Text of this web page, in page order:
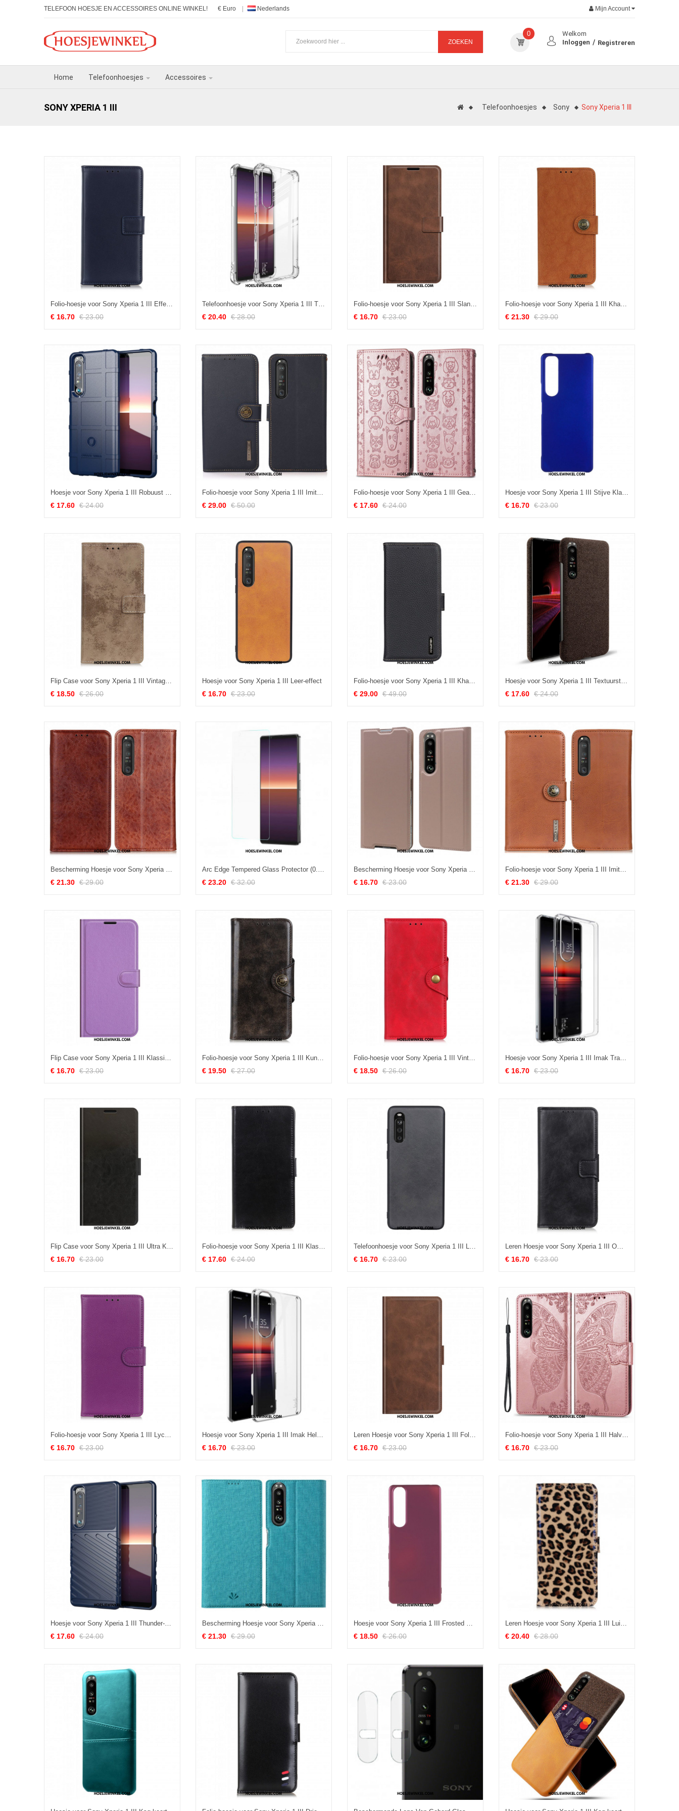
TELEFOON HOESJE EN ACCESSOIRES ONLINE WINKEL! € Euro Nederlands Mijn Account
ZOEKEN
Welkom
Inloggen
Registreren
0
Home Telefoonhoesjes Accessoires
SONY XPERIA 1 III Telefoonhoesjes Sony Sony Xperia 1 III
Folio-hoesje voor Sony Xperia 1 III Effen Kunstleer
€ 16.70 € 23.00
Telefoonhoesje voor Sony Xperia 1 III Transparant Met Imak Screen Film
€ 20.40 € 28.00
Folio-hoesje voor Sony Xperia 1 III Slank Extreem Leereffect
€ 16.70 € 23.00
Folio-hoesje voor Sony Xperia 1 III Khazneh Retro Split Kunstleer
€ 21.30 € 29.00
Hoesje voor Sony Xperia 1 III Robuust Schild
€ 17.60 € 24.00
Folio-hoesje voor Sony Xperia 1 III Imitatieleer Khazneh Rfid
€ 29.00 € 50.00
Folio-hoesje voor Sony Xperia 1 III Geanimeerde Dieren
€ 17.60 € 24.00
Hoesje voor Sony Xperia 1 III Stijve Klassieker
€ 16.70 € 23.00
Flip Case voor Sony Xperia 1 III Vintage Leereffect
€ 18.50 € 26.00
Hoesje voor Sony Xperia 1 III Leer-effect
€ 16.70 € 23.00
Folio-hoesje voor Sony Xperia 1 III Khazneh Lychee Leer
€ 29.00 € 49.00
Hoesje voor Sony Xperia 1 III Textuurstof Ksq
€ 17.60 € 24.00
Bescherming Hoesje voor Sony Xperia 1 III Folio-hoesje Getextureerd Splitleer
€ 21.30 € 29.00
Arc Edge Tempered Glass Protector (0.3 Mm) Voor Sony Xperia 1 Iii-Scherm
€ 23.20 € 32.00
Bescherming Hoesje voor Sony Xperia 1 III Folio-hoesje Magnetische Sluiting
€ 16.70 € 23.00
Folio-hoesje voor Sony Xperia 1 III Imitatieleer Khazneh
€ 21.30 € 29.00
Flip Case voor Sony Xperia 1 III Klassiek Lychee-effect
€ 16.70 € 23.00
Folio-hoesje voor Sony Xperia 1 III Kunstleer Lakknoop
€ 19.50 € 27.00
Folio-hoesje voor Sony Xperia 1 III Vintage Knop Van Imitatieleer
€ 18.50 € 26.00
Hoesje voor Sony Xperia 1 III Imak Transparant
€ 16.70 € 23.00
Flip Case voor Sony Xperia 1 III Ultra Kunstleer
€ 16.70 € 23.00
Folio-hoesje voor Sony Xperia 1 III Klassiek Leereffect
€ 17.60 € 24.00
Telefoonhoesje voor Sony Xperia 1 III Leer-effect
€ 16.70 € 23.00
Leren Hoesje voor Sony Xperia 1 III Omkeerbare Sluiting Met Leereffect
€ 16.70 € 23.00
Folio-hoesje voor Sony Xperia 1 III Lychee Kunstleer
€ 16.70 € 23.00
Hoesje voor Sony Xperia 1 III Imak Helder Kristal
€ 16.70 € 23.00
Leren Hoesje voor Sony Xperia 1 III Folio-hoesje Klassieke Dubbele Klep
€ 16.70 € 23.00
Folio-hoesje voor Sony Xperia 1 III Halve Vlinders
€ 16.70 € 23.00
Hoesje voor Sony Xperia 1 III Thunder-serie
€ 17.60 € 24.00
Bescherming Hoesje voor Sony Xperia 1 III Folio-hoesje Getextureerde Vili Dmx
€ 21.30 € 29.00
Hoesje voor Sony Xperia 1 III Frosted Siliconen
€ 18.50 € 26.00
Leren Hoesje voor Sony Xperia 1 III Luipaard
€ 20.40 € 28.00